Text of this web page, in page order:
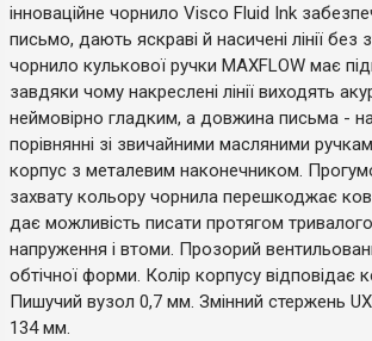
інноваційне чорнило Visco Fluid Ink
письмо, дають яскраві й насичені лінії без
чорнило кулькової ручки MAXFLOW має
завдяки чому накреслені лінії виходять
неймовірно гладким, а довжина письма -
порівнянні зі звичайними масляними
корпус з металевим наконечником.
захвату кольору чорнила перешкоджає
дає можливість писати протягом
напруження і втоми. Прозорий
обтічної форми. Колір корпусу відповідає
Пишучий вузол 0,7 мм. Змінний стержень
134 мм.